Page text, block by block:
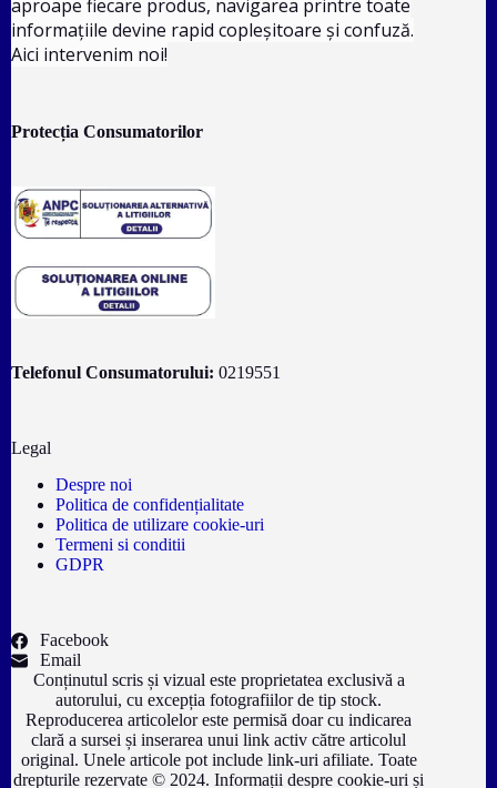
aproape fiecare produs, navigarea printre toate
informațiile devine rapid copleșitoare și confuză.
Aici intervenim noi!
Protecția Consumatorilor
Telefonul Consumatorului: 0219551
Legal
Despre noi
Politica de confidențialitate
Politica de utilizare cookie-uri
Termeni si conditii
GDPR
Facebook
Email
Conținutul scris și vizual este proprietatea exclusivă a
autorului, cu excepția fotografiilor de tip stock.
Reproducerea articolelor este permisă doar cu indicarea
clară a sursei și inserarea unui link activ către articolul
original. Unele articole pot include link-uri afiliate. Toate
drepturile rezervate © 2024. Informații despre cookie-uri și